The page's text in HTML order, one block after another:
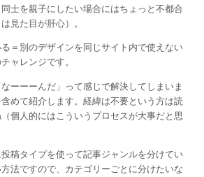
士を親子にしたい場合にはちょっと不都合
見た目が肝心）。
＝別のデザインを同じサイト内で使えない
ャレンジです。
ーーーんだ」って感じで解決してしまいま
めて紹介します。経緯は不要という方は読
個人的にはこういうプロセスが大事だと思
稿タイプを使って記事ジャンルを分けてい
法ですので、カテゴリーごとに分けたいな